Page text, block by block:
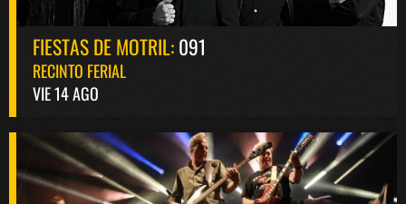
FIESTAS DE MOTRIL:091
RECINTO FERIAL
VIE 14 AGO